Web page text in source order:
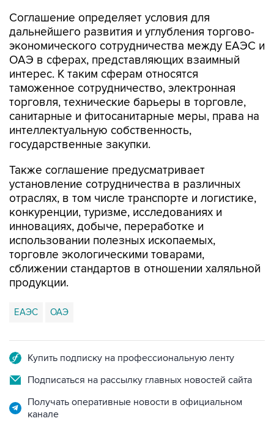
Соглашение определяет условия для
дальнейшего развития и углубления торгово-
экономического сотрудничества между ЕАЭС и
ОАЭ в сферах, представляющих взаимный
интерес. К таким сферам относятся
таможенное сотрудничество, электронная
торговля, технические барьеры в торговле,
санитарные и фитосанитарные меры, права на
интеллектуальную собственность,
государственные закупки.
Также соглашение предусматривает
установление сотрудничества в различных
отраслях, в том числе транспорте и логистике,
конкуренции, туризме, исследованиях и
инновациях, добыче, переработке и
использовании полезных ископаемых,
торговле экологическими товарами,
сближении стандартов в отношении халяльной
продукции.
ЕАЭС ОАЭ
Купить подписку на профессиональную ленту
Подписаться на рассылку главных новостей сайта
Получать оперативные новости в официальном
канале